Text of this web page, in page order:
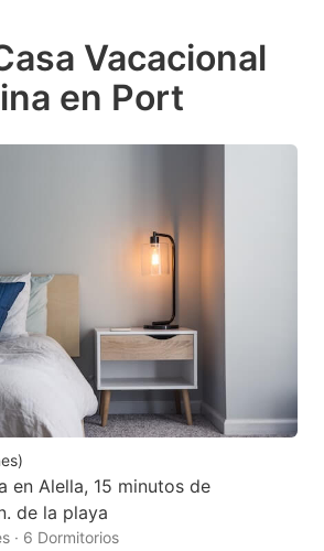
Vacacional
en Port
)
en Alella, 15 minutos de
de la playa
· 6 Dormitorios